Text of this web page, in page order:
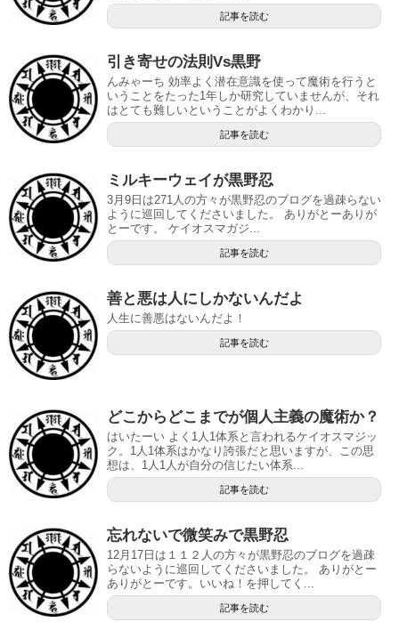
記事を読む
引き寄せの法則Vs黒野
んみゃーち 効率よく潜在意識を使って魔術を行うと
いうことをたった1年しか研究していませんが、それ
はとても難しいということがよくわかり...
記事を読む
ミルキーウェイが黒野忍
3月9日は271人の方々が黒野忍のブログを過疎らない
ように巡回してくださいました。 ありがとーありが
とーです。 ケイオスマガジ...
記事を読む
善と悪は人にしかないんだよ
人生に善悪はないんだよ！
記事を読む
どこからどこまでが個人主義の魔術か？
はいたーい よく1人1体系と言われるケイオスマジッ
ク。1人1体系はかなり誇張だと思いますが、この思
想は、1人1人が自分の信じたい体系...
記事を読む
忘れないで微笑みで黒野忍
12月17日は１１２人の方々が黒野忍のブログを過疎
らないように巡回してくださいました。 ありがとー
ありがとーです。いいね！を押してく...
記事を読む